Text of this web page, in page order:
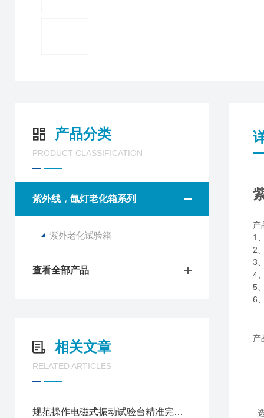
产品分类
PRODUCT CLASSIFICATION
紫外线，氙灯老化箱系列
紫外老化试验箱
查看全部产品
相关文章
RELATED ARTICLES
规范操作电磁式振动试验台精准完成各类产品振动检测试验
产
1
2
3
4
5
6
产